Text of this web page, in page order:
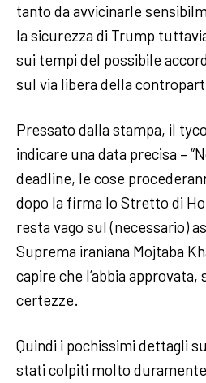
tanto da avvicinarle
la sicurezza di Trump
sui tempi del possibile
sul via libera della
Pressato dalla stampa, il
indicare una data precisa –
deadline, le cose
dopo la firma lo Stretto di
resta vago sul (necessario)
Suprema iraniana Mojtaba
capire che l’abbia approvata,
certezze.
Quindi i pochissimi dettagli
stati colpiti molto